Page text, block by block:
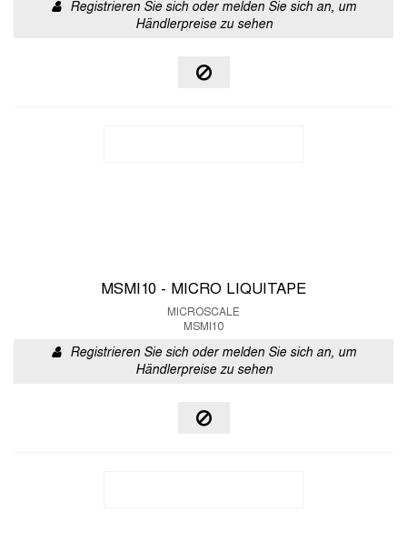
Registrieren Sie sich oder melden Sie sich an, um
Händlerpreise zu sehen
MSMI10 - MICRO LIQUITAPE
MICROSCALE
MSMI10
Registrieren Sie sich oder melden Sie sich an, um
Händlerpreise zu sehen